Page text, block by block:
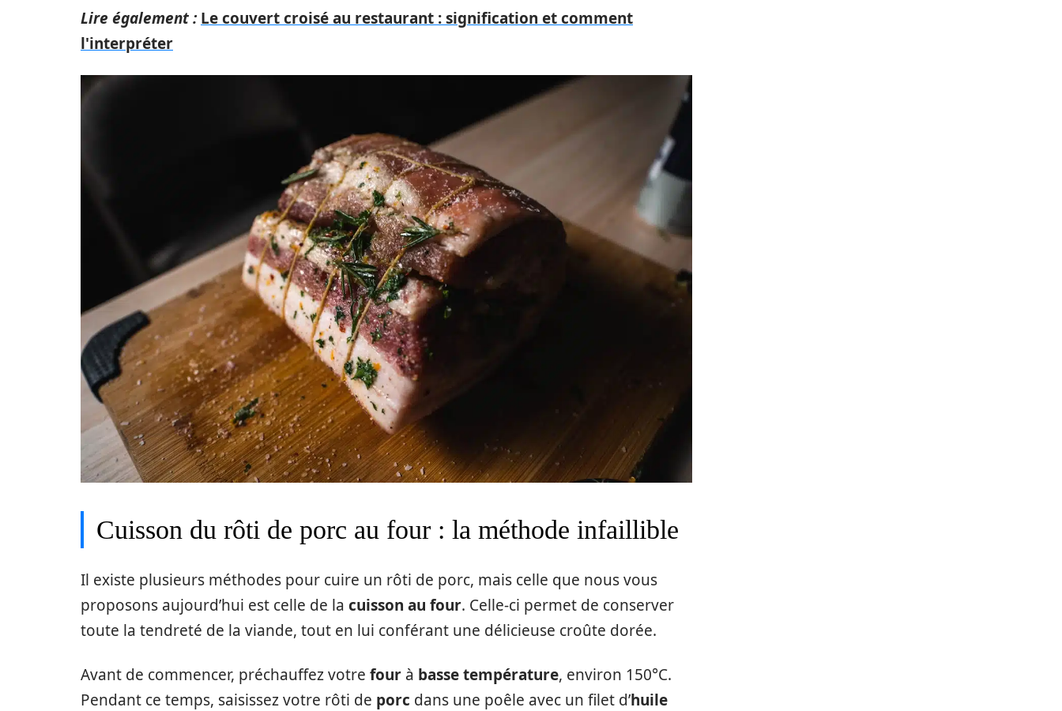
Lire également : Le couvert croisé au restaurant : signification et comment
l'interpréter
Cuisson du rôti de porc au four : la méthode infaillible
Il existe plusieurs méthodes pour cuire un rôti de porc, mais celle que nous vous
proposons aujourd’hui est celle de la cuisson au four. Celle-ci permet de conserver
toute la tendreté de la viande, tout en lui conférant une délicieuse croûte dorée.
Avant de commencer, préchauffez votre four à basse température, environ 150°C.
Pendant ce temps, saisissez votre rôti de porc dans une poêle avec un filet d’huile